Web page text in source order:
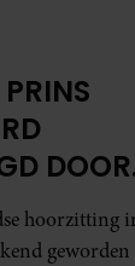
DOOR
hoorzitting
geworden